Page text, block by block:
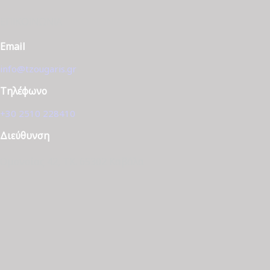
Email
info@tzougaris.gr
Τηλέφωνο
+30 2510 228410
Διεύθυνση